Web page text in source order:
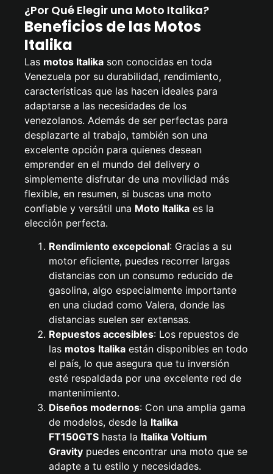
¿Por Qué Elegir una Moto Italika?
Beneficios de las Motos
Italika
Las motos Italika son conocidas en toda
Venezuela por su durabilidad, rendimiento,
características que las hacen ideales para
adaptarse a las necesidades de los
venezolanos. Además de ser perfectas para
desplazarte al trabajo, también son una
excelente opción para quienes desean
emprender en el mundo del delivery o
simplemente disfrutar de una movilidad más
flexible, en resumen, si buscas una moto
confiable y versátil una Moto Italika es la
elección perfecta.
Rendimiento excepcional: Gracias a su
motor eficiente, puedes recorrer largas
distancias con un consumo reducido de
gasolina, algo especialmente importante
en una ciudad como Valera, donde las
distancias suelen ser extensas.
Repuestos accesibles: Los repuestos de
las motos Italika están disponibles en todo
el país, lo que asegura que tu inversión
esté respaldada por una excelente red de
mantenimiento.
Diseños modernos: Con una amplia gama
de modelos, desde la Italika
FT150GTS hasta la Italika Voltium
Gravity puedes encontrar una moto que se
adapte a tu estilo y necesidades.